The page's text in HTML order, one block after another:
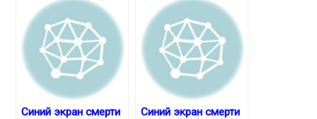
e
Синий экран смерти
Синий экран смерти